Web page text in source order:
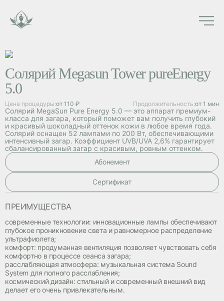
Солярий Megasun Tower pureEnergy
5.0
Цена процедуры:от 110 ₽ Продолжительность:от 1 мин
Солярий MegaSun Pure Energy 5.0 — это аппарат премиум-
класса для загара, который поможет вам получить глубокий
и красивый шоколадный оттенок кожи в любое время года.
Солярий оснащен 52 лампами по 200 Вт, обеспечивающими
интенсивный загар. Коэффициент UVB/UVA 2,6% гарантирует
сбалансированный загар с красивым, ровным оттенком.
Абонемент
Cертификат
ПРЕИМУЩЕСТВА
современные технологии: инновационные лампы обеспечивают
глубокое проникновение света и равномерное распределение
ультрафиолета;
комфорт: продуманная вентиляция позволяет чувствовать себя
комфортно в процессе сеанса загара;
расслабляющая атмосфера: музыкальная система Sound
System для полного расслабления;
космический дизайн: стильный и современный внешний вид
делает его очень привлекательным.